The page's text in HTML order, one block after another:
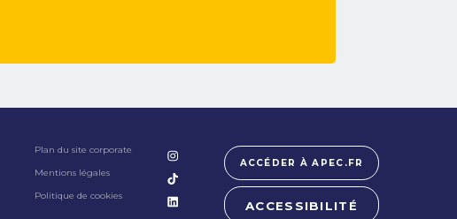
Plan du site corporate
Mentions légales
Politique de cookies
ACCÉDER À APEC.FR
ACCESSIBILITÉ